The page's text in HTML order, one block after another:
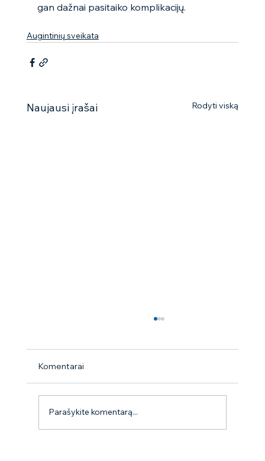
gan dažnai pasitaiko komplikacijų.
Augintinių sveikata
Naujausi įrašai Rodyti viską
Komentarai
Parašykite komentarą...